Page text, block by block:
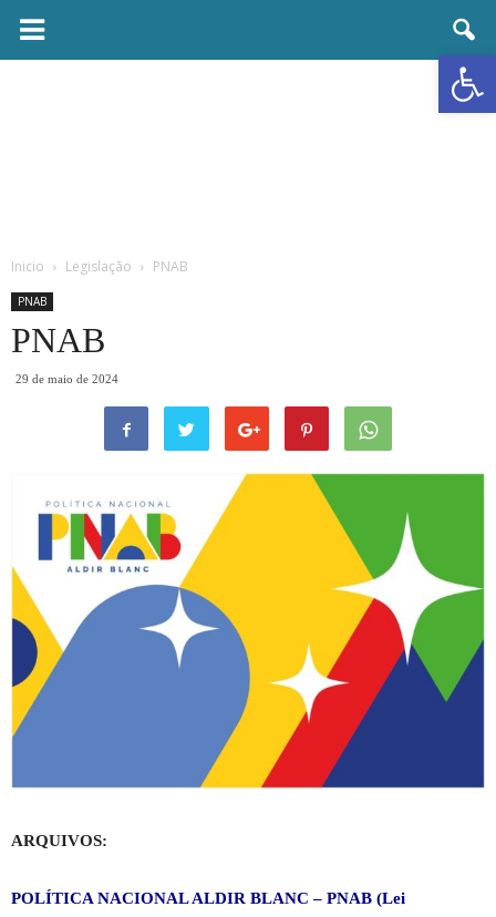
Abrir a
Prefeitura
Inicio Legislação PNAB
PNAB
PNAB
29 de maio de 2024
ARQUIVOS:
POLÍTICA NACIONAL ALDIR BLANC – PNAB (Lei